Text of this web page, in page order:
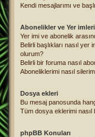
Kendi mesajlarımı ve
Abonelikler ve Yer imleri
Yer imi ve abonelik
Belirli başlıkları nasıl yer
olurum?
Belirli bir foruma nasıl
Aboneliklerimi nasıl
Dosya ekleri
Bu mesaj panosunda
Tüm dosya eklerimi nasıl
phpBB Konuları